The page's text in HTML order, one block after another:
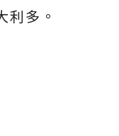
利多。